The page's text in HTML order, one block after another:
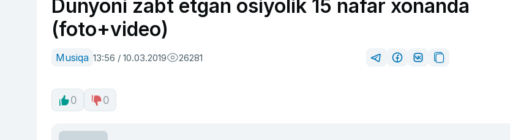
Dunyoni zabt etgan osiyolik 15 nafar xonanda
(foto+video)
Musiqa 13:56 / 10.03.2019 26281
0 0